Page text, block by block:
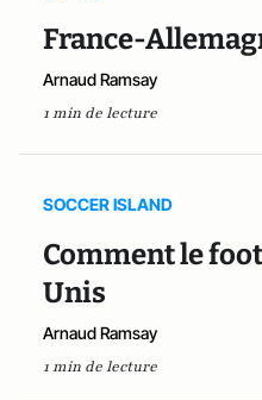
France-
Arnaud Ramsay
1 min de lecture
SOCCER ISLAND
Comment le
Unis
Arnaud Ramsay
1 min de lecture